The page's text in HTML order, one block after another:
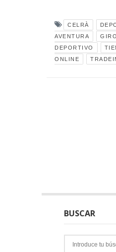
CELRÀ
AVENTURA
DEPORTIVO
ONLINE
BUSCAR